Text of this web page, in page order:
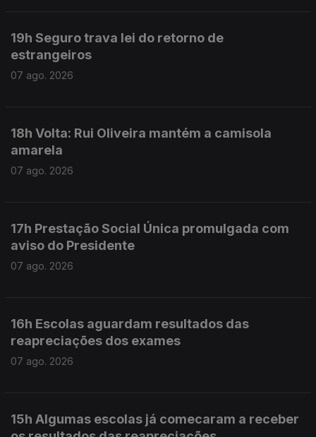
19h Seguro trava lei do retorno de
estrangeiros
07 ago. 2026
18h Volta: Rui Oliveira mantém a camisola
amarela
07 ago. 2026
17h Prestação Social Única promulgada com
aviso do Presidente
07 ago. 2026
16h Escolas aguardam resultados das
reapreciações dos exames
07 ago. 2026
15h Algumas escolas já comecaram a receber